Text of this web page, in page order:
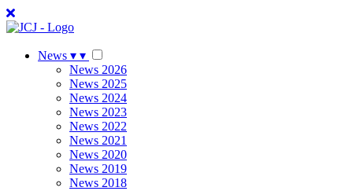
News ▾ ▾
News 2026
News 2025
News 2024
News 2023
News 2022
News 2021
News 2020
News 2019
News 2018